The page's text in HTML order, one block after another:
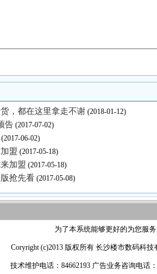
，都在这里拿走不谢 (2018-01-12)
告 (2017-07-02)
(2017-06-02)
盟 (2017-05-18)
加盟 (2017-05-18)
抢先看 (2017-05-08)
为了本系统能够更好的为您服
Coryright (c)2013 版权所有 长沙楼市数码科
技术维护电话：84662193 广告业务咨询电话